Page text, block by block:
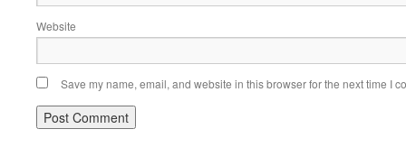
Website
Save my name, email, and website in this browser for the next time I